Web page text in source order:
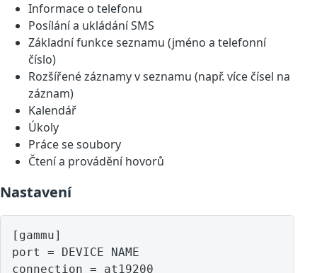
Informace o telefonu
Posílání a ukládání SMS
Základní funkce seznamu (jméno a telefonní
číslo)
Rozšířené záznamy v seznamu (např. více čísel na
záznam)
Kalendář
Úkoly
Práce se soubory
Čtení a provádění hovorů
Nastavení
[gammu]
port = DEVICE NAME